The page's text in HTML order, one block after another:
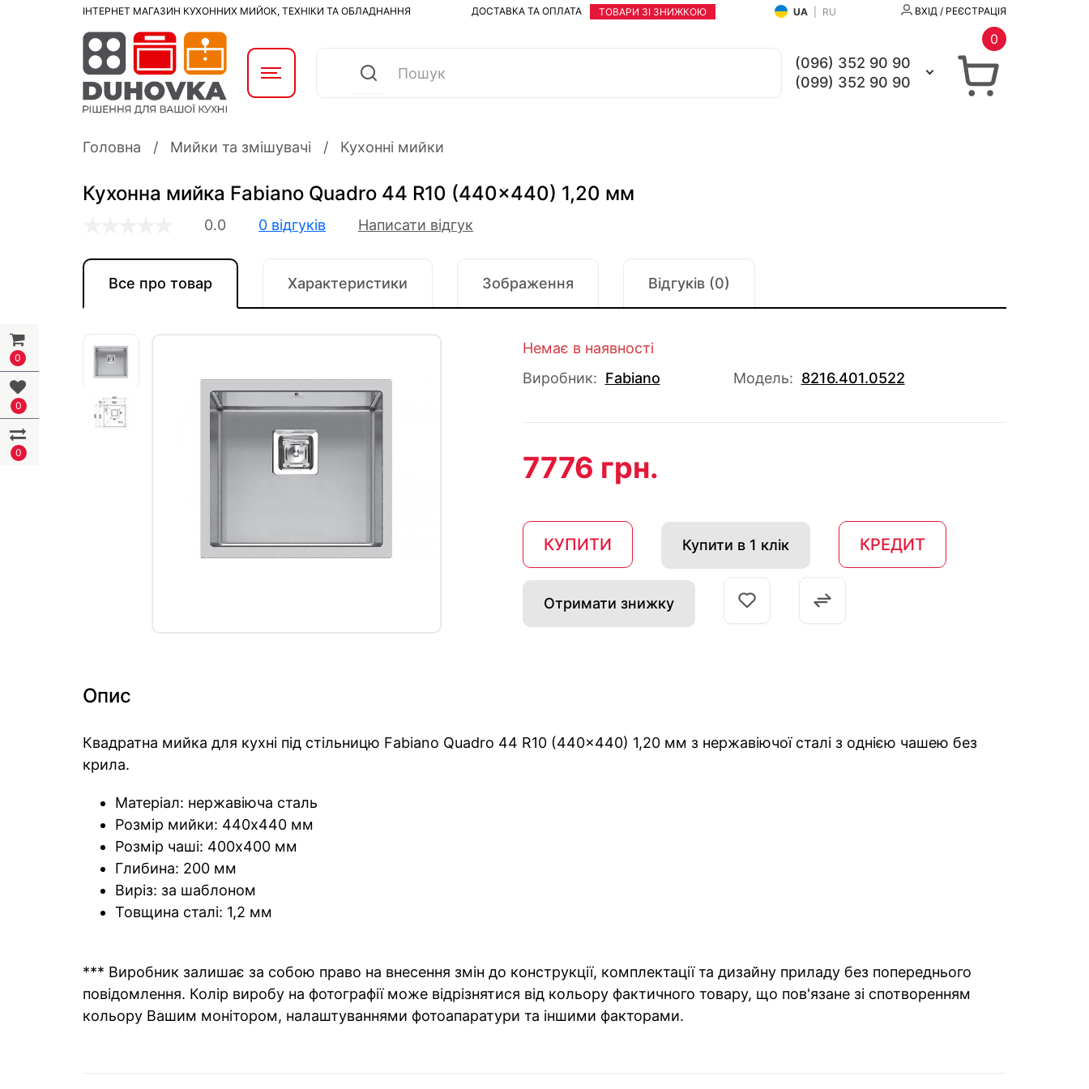
0
0
0
ІНТЕРНЕТ МАГАЗИН КУХОННИХ МИЙОК, ТЕХНІКИ ТА ОБЛАДНАННЯ ДОСТАВКА ТА ОПЛАТА ТОВАРИ ЗІ ЗНИЖКОЮ UA RU ВХІД / РЕЄСТРАЦІЯ
(096) 352 90 90
(099) 352 90 90
0
Головна Мийки та змішувачі Кухонні мийки
Кухонна мийка Fabiano Quadro 44 R10 (440x440) 1,20 мм
0.0 0 відгуків Написати відгук
Все про товар Характеристики Зображення Відгуків (0)
Немає в наявності
Виробник: Fabiano Модель: 8216.401.0522
7776 грн.
КУПИТИ Купити в 1 клік КРЕДИТ
Отримати знижку
Опис
Квадратна мийка для кухні під стільницю Fabiano Quadro 44 R10 (440x440) 1,20 мм з нержавіючої сталі з однією чашею без
крила.
Матеріал: нержавіюча сталь
Розмір мийки: 440х440 мм
Розмір чаші: 400х400 мм
Глибина: 200 мм
Виріз: за шаблоном
Товщина сталі: 1,2 мм
*** Виробник залишає за собою право на внесення змін до конструкції, комплектації та дизайну приладу без попереднього
повідомлення. Колір виробу на фотографії може відрізнятися від кольору фактичного товару, що пов'язане зі спотворенням
кольору Вашим монітором, налаштуваннями фотоапаратури та іншими факторами.